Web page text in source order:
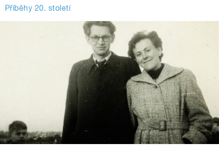
Příběhy 20. století